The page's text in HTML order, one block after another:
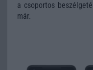
a csoportos
már.